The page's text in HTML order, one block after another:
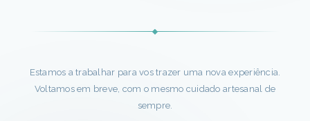
Estamos a trabalhar para vos trazer uma nova experiência.
Voltamos em breve, com o mesmo cuidado artesanal de
sempre.